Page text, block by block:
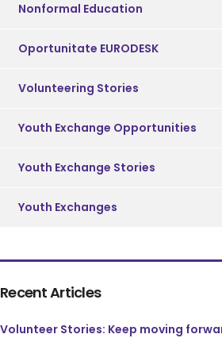
Nonformal Education
Oportunitate EURODESK
Volunteering Stories
Youth Exchange Opportunities
Youth Exchange Stories
Youth Exchanges
Recent Articles
Volunteer Stories: Keep moving